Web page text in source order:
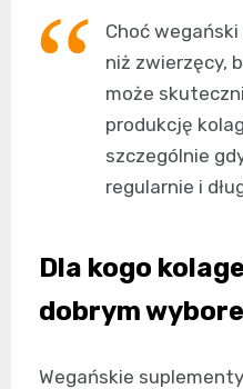
Choć
niż zwierzęcy,
może
produkcję
szczególnie
regularnie i
Dla kogo
dobrym
Wegańskie